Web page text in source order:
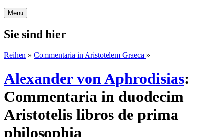
Menu
Sie sind hier
Reihen » Commentaria in Aristotelem Graeca »
Alexander von Aphrodisias:
Commentaria in duodecim
Aristotelis libros de prima
philosophia